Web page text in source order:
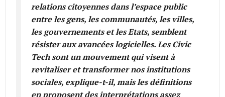
relations citoyennes dans l’espace public
entre les gens, les communautés, les villes,
les gouvernements et les Etats, semblent
résister aux avancées logicielles. Les Civic
Tech sont un mouvement qui visent à
revitaliser et transformer nos institutions
sociales, explique-t-il, mais les définitions
en proposent des interprétations assez